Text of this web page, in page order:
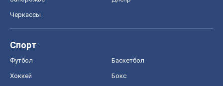
Черкассы
Спорт
Футбол Баскетбол
Хоккей Бокс